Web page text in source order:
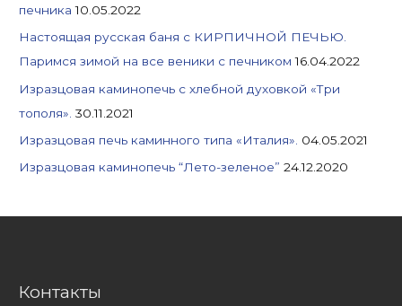
:печника 10.05.2022
Настоящая русская баня с КИРПИЧНОЙ ПЕЧЬЮ.
Паримся зимой на все веники с печником 16.04.2022
Изразцовая каминопечь с хлебной духовкой «Три
тополя». 30.11.2021
Изразцовая печь каминного типа «Италия». 04.05.2021
Изразцовая каминопечь “Лето-зеленое” 24.12.2020
Контакты